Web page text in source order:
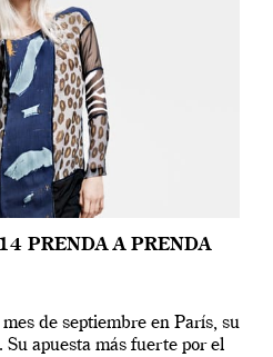
PRENDA A PRENDA
de septiembre en París, su
apuesta más fuerte por el